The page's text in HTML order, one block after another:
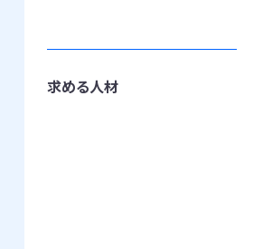
求める人材